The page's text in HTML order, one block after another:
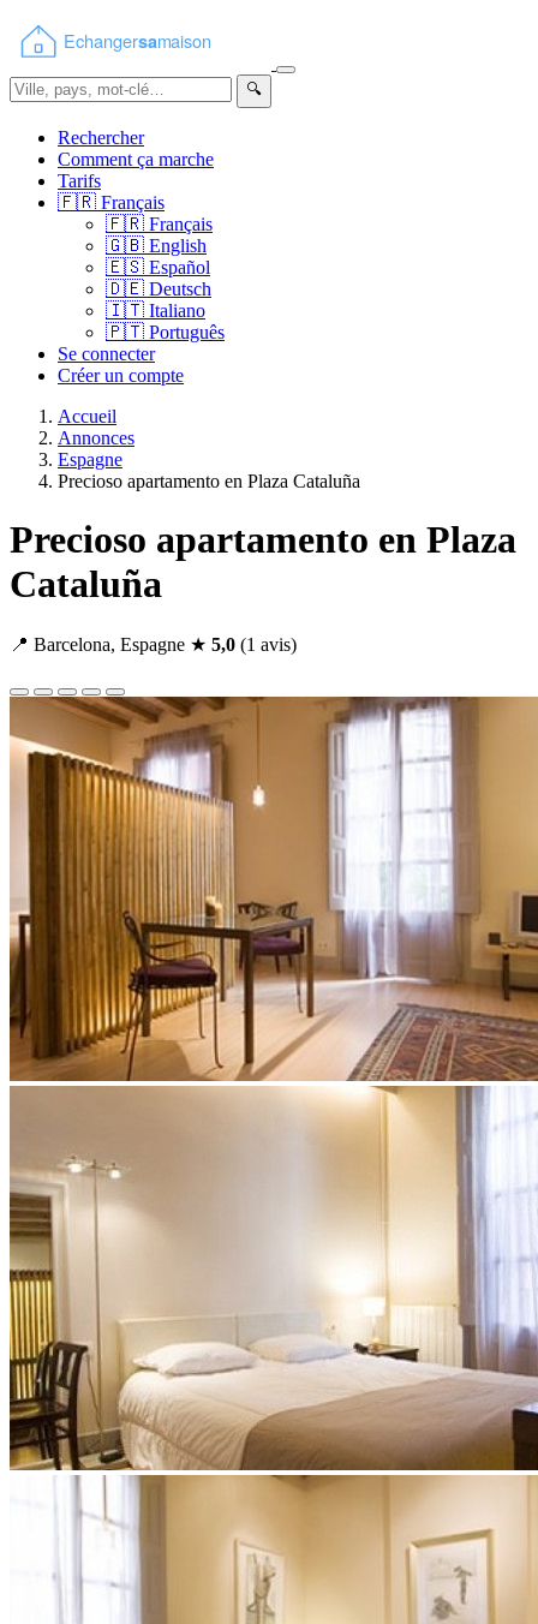
🔍
Rechercher
Comment ça marche
Tarifs
🇫🇷 Français
🇫🇷 Français
🇬🇧 English
🇪🇸 Español
🇩🇪 Deutsch
🇮🇹 Italiano
🇵🇹 Português
Se connecter
Créer un compte
Accueil
Annonces
Espagne
Precioso apartamento en Plaza Cataluña
Precioso apartamento en Plaza
Cataluña
📍 Barcelona, Espagne ★ 5,0 (1 avis)